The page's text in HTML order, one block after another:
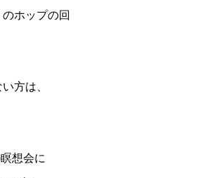
ホップの回
方は、
想会に